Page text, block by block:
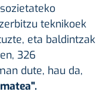
teknikoek
eta baldintzak
326
dute, hau da,